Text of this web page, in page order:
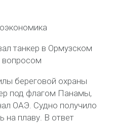
танкер в Ормузском
вопросом
береговой охраны
под флагом Панамы,
ОАЭ. Судно получило
на плаву. В ответ